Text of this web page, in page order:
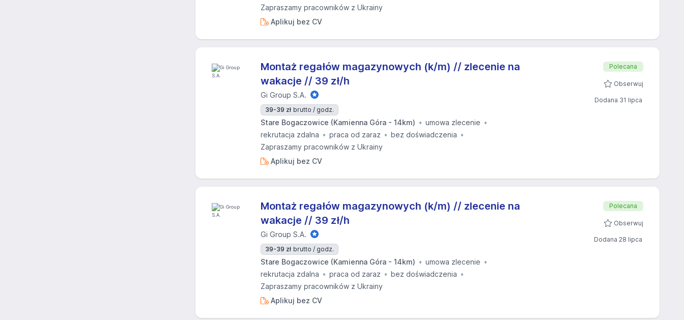
Zapraszamy pracowników z Ukrainy
Aplikuj bez CV
Montaż regałów magazynowych (k/m) // zlecenie na
wakacje // 39 zł/h
Gi Group S.A.
39-39 zł brutto / godz.
Stare Bogaczowice (Kamienna Góra - 14km)
umowa zlecenie
rekrutacja zdalna
praca od zaraz
bez doświadczenia
Zapraszamy pracowników z Ukrainy
Aplikuj bez CV
Polecana
Obserwuj
Dodana 31 lipca
Montaż regałów magazynowych (k/m) // zlecenie na
wakacje // 39 zł/h
Gi Group S.A.
39-39 zł brutto / godz.
Stare Bogaczowice (Kamienna Góra - 14km)
umowa zlecenie
rekrutacja zdalna
praca od zaraz
bez doświadczenia
Zapraszamy pracowników z Ukrainy
Aplikuj bez CV
Polecana
Obserwuj
Dodana 28 lipca